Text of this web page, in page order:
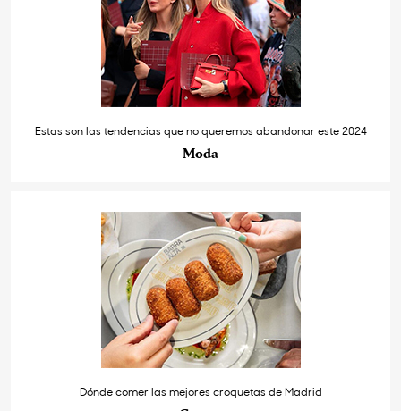
Estas son las tendencias que no queremos abandonar este 2024
Moda
Dónde comer las mejores croquetas de Madrid